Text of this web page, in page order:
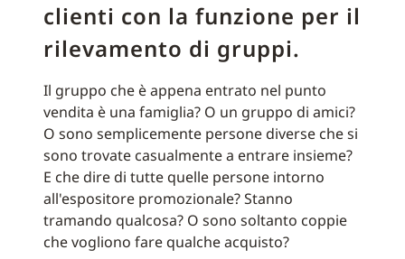
clienti con la funzione per il
rilevamento di gruppi.
Il gruppo che è appena entrato nel punto
vendita è una famiglia? O un gruppo di amici?
O sono semplicemente persone diverse che si
sono trovate casualmente a entrare insieme?
E che dire di tutte quelle persone intorno
all'espositore promozionale? Stanno
tramando qualcosa? O sono soltanto coppie
che vogliono fare qualche acquisto?